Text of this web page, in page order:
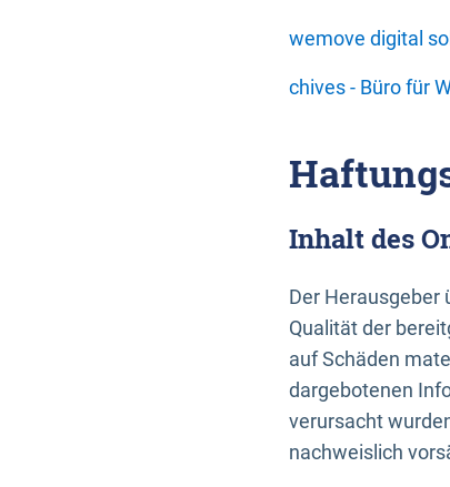
wemove digital
chives - Büro für
Inhalt des
Der Herausgeber
Qualität der
auf Schäden
dargebotenen
verursacht
nachweislich